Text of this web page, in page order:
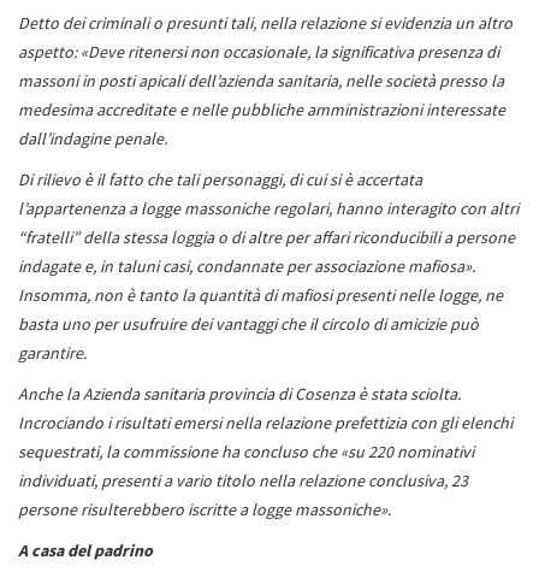
Detto dei criminali o presunti tali, nella relazione si evidenzia un altro
aspetto: «Deve ritenersi non occasionale, la significativa presenza di
massoni in posti apicali dell’azienda sanitaria, nelle società presso la
medesima accreditate e nelle pubbliche amministrazioni interessate
dall’indagine penale.
Di rilievo è il fatto che tali personaggi, di cui si è accertata
l’appartenenza a logge massoniche regolari, hanno interagito con altri
“fratelli” della stessa loggia o di altre per affari riconducibili a persone
indagate e, in taluni casi, condannate per associazione mafiosa».
Insomma, non è tanto la quantità di mafiosi presenti nelle logge, ne
basta uno per usufruire dei vantaggi che il circolo di amicizie può
garantire.
Anche la Azienda sanitaria provincia di Cosenza è stata sciolta.
Incrociando i risultati emersi nella relazione prefettizia con gli elenchi
sequestrati, la commissione ha concluso che «su 220 nominativi
individuati, presenti a vario titolo nella relazione conclusiva, 23
persone risulterebbero iscritte a logge massoniche».
A casa del padrino